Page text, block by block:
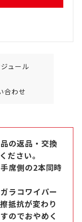
ュール
合わせ
の返品・交換
ださい。
席側の2本同時
ラコワイパー
抵抗が変わり
のでおやめく